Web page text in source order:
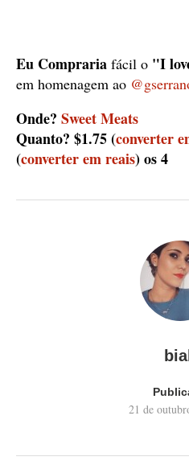
Eu Compraria fácil o "I
em homenagem ao
Onde? Sweet Meats
Quanto? $1.75 (converter
(converter em reais) os 4
21 de